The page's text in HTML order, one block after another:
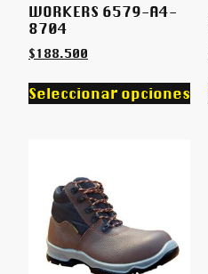
WORKERS 6579-A4-
8704
$188.500
Seleccionar opciones